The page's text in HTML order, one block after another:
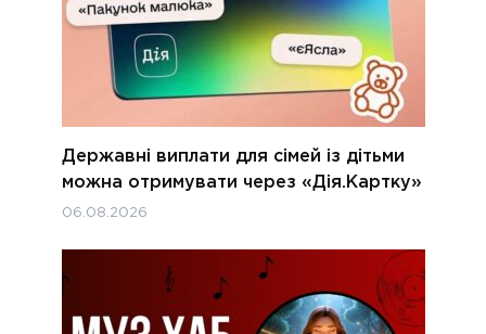
Державні виплати для сімей із дітьми
можна отримувати через «Дія.Картку»
06.08.2026